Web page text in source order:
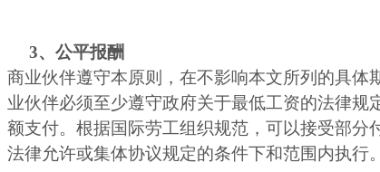
3、公平报酬
商业伙伴遵守本原则，在不影响本文所列的具
业伙伴必须至少遵守政府关于最低工资的法律
额支付。根据国际劳工组织规范，可以接受部
法律允许或集体协议规定的条件下和范围内执行。